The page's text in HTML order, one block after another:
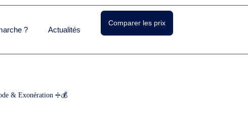
? Actualités
Comparer les prix
& Exonération ➗💰